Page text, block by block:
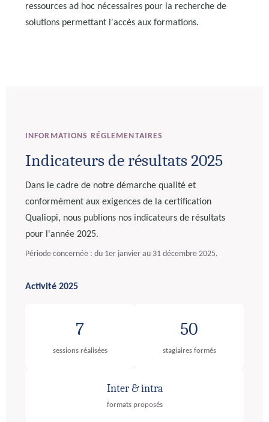
ressources ad hoc nécessaires pour la recherche de
solutions permettant l'accès aux formations.
INFORMATIONS RÉGLEMENTAIRES
Indicateurs de résultats 2025
Dans le cadre de notre démarche qualité et
conformément aux exigences de la certification
Qualiopi, nous publions nos indicateurs de résultats
pour l'année 2025.
Période concernée : du 1er janvier au 31 décembre 2025.
Activité 2025
7
sessions réalisées
50
stagiaires formés
Inter & intra
formats proposés